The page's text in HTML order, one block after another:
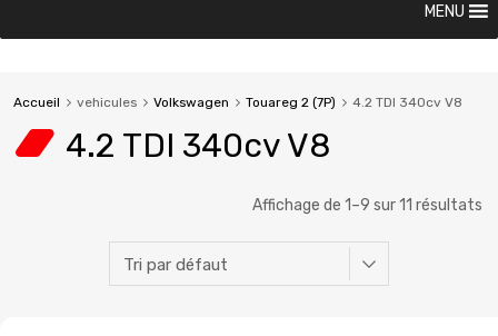
MENU
Accueil vehicules Volkswagen Touareg 2 (7P) 4.2 TDI 340cv V8
4.2 TDI 340cv V8
Affichage de 1–9 sur 11 résultats